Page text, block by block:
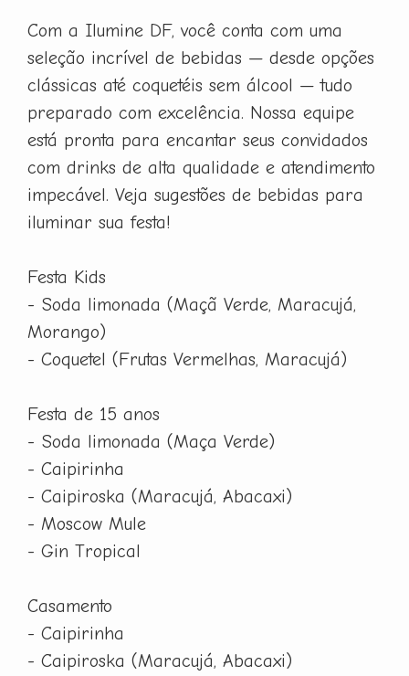
Com a Ilumine DF, você conta com uma
seleção incrível de bebidas — desde opções
clássicas até coquetéis sem álcool — tudo
preparado com excelência. Nossa equipe
está pronta para encantar seus convidados
com drinks de alta qualidade e atendimento
impecável. Veja sugestões de bebidas para
iluminar sua festa!
Festa Kids
- Soda limonada (Maçã Verde, Maracujá,
Morango)
- Coquetel (Frutas Vermelhas, Maracujá)
Festa de 15 anos
- Soda limonada (Maça Verde)
- Caipirinha
- Caipiroska (Maracujá, Abacaxi)
- Moscow Mule
- Gin Tropical
Casamento
- Caipirinha
- Caipiroska (Maracujá, Abacaxi)